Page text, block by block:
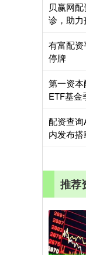
贝赢网
诊，助
有富配资
停牌
第一资
ETF基金
配资查
内发布
推荐